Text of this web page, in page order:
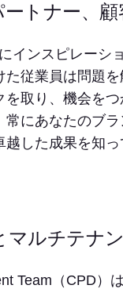
トナー、
インスピレーシ
従業員は問題
取り、機会を
にあなたのブ
した成果を知
マルチテナ
Team（CPD）